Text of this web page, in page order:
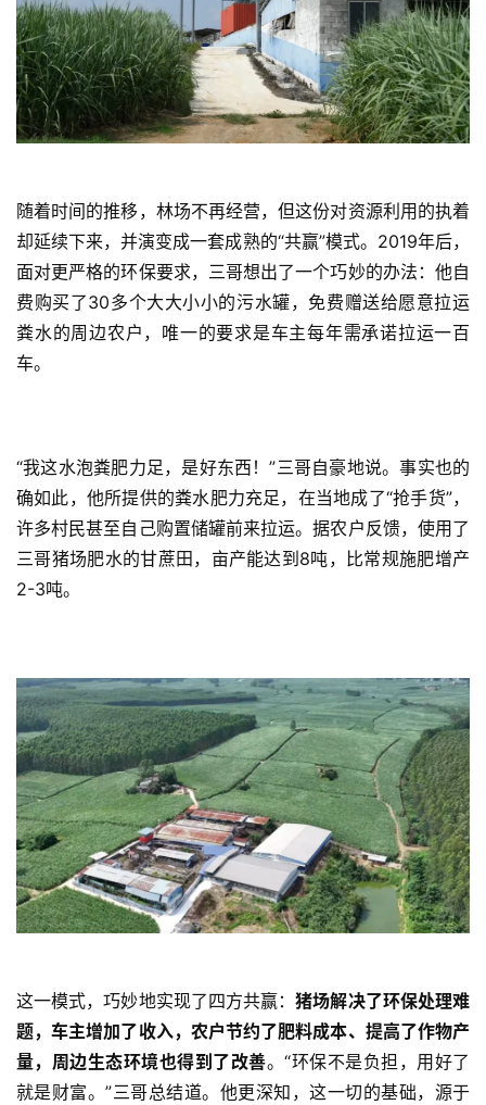
随着时间的推移，林场不再经营，但这份对资源利用的执着
却延续下来，并演变成一套成熟的“共赢”模式。2019年后，
面对更严格的环保要求，三哥想出了一个巧妙的办法：他自
费购买了30多个大大小小的污水罐，免费赠送给愿意拉运
粪水的周边农户，唯一的要求是车主每年需承诺拉运一百
车。
“我这水泡粪肥力足，是好东西！”三哥自豪地说。事实也的
确如此，他所提供的粪水肥力充足，在当地成了“抢手货”，
许多村民甚至自己购置储罐前来拉运。据农户反馈，使用了
三哥猪场肥水的甘蔗田，亩产能达到8吨，比常规施肥增产
2-3吨。
这一模式，巧妙地实现了四方共赢：猪场解决了环保处理难
题，车主增加了收入，农户节约了肥料成本、提高了作物产
量，周边生态环境也得到了改善。“环保不是负担，用好了
就是财富。”三哥总结道。他更深知，这一切的基础，源于